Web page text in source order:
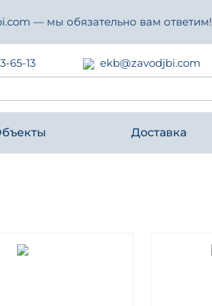
— мы обязательно вам ответим!
65-13
ekb@zavodjbi.com
Доставка